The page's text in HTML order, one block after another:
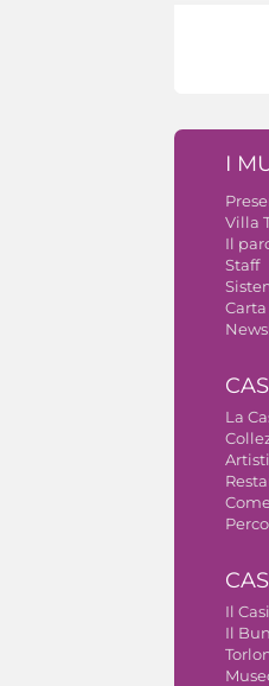
I
Villa
Il
Staff
La
Artisti
Il
Il